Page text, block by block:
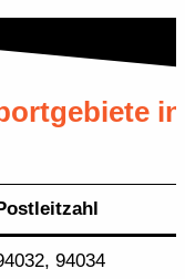
in
94034